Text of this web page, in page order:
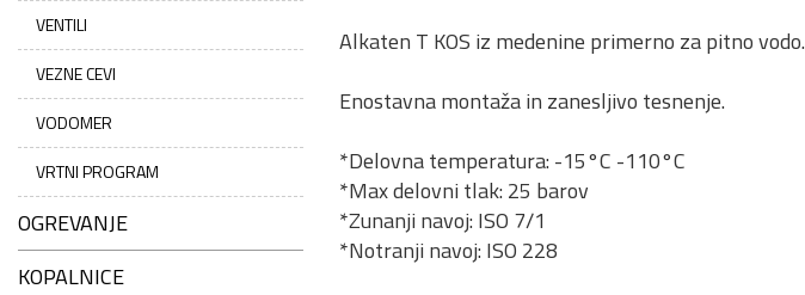
VENTILI
VEZNE CEVI
VODOMER
VRTNI PROGRAM
OGREVANJE
KOPALNICE
Alkaten T KOS iz medenine primerno za pitno vodo.
Enostavna montaža in zanesljivo tesnenje.
*Delovna temperatura: -15°C -110°C
*Max delovni tlak: 25 barov
*Zunanji navoj: ISO 7/1
*Notranji navoj: ISO 228